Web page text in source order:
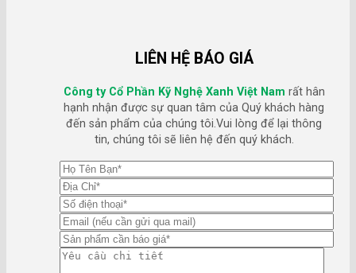
LIÊN HỆ BÁO GIÁ
Công ty Cổ Phần Kỹ Nghệ Xanh Việt Nam rất hân
hạnh nhận được sự quan tâm của Quý khách hàng
đến sản phẩm của chúng tôi.Vui lòng để lại thông
tin, chúng tôi sẽ liên hệ đến quý khách.